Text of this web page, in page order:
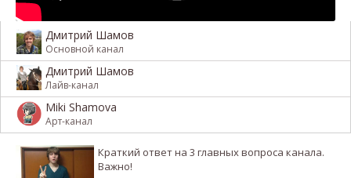
Дмитрий Шамов
Основной канал
Дмитрий Шамов
Лайв-канал
Miki Shamova
Арт-канал
Краткий ответ на 3 главных вопроса канала.
Важно!